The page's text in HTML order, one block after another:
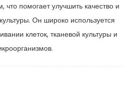
что помогает улучшить качество и
Он широко используется
клеток, тканевой культуры и